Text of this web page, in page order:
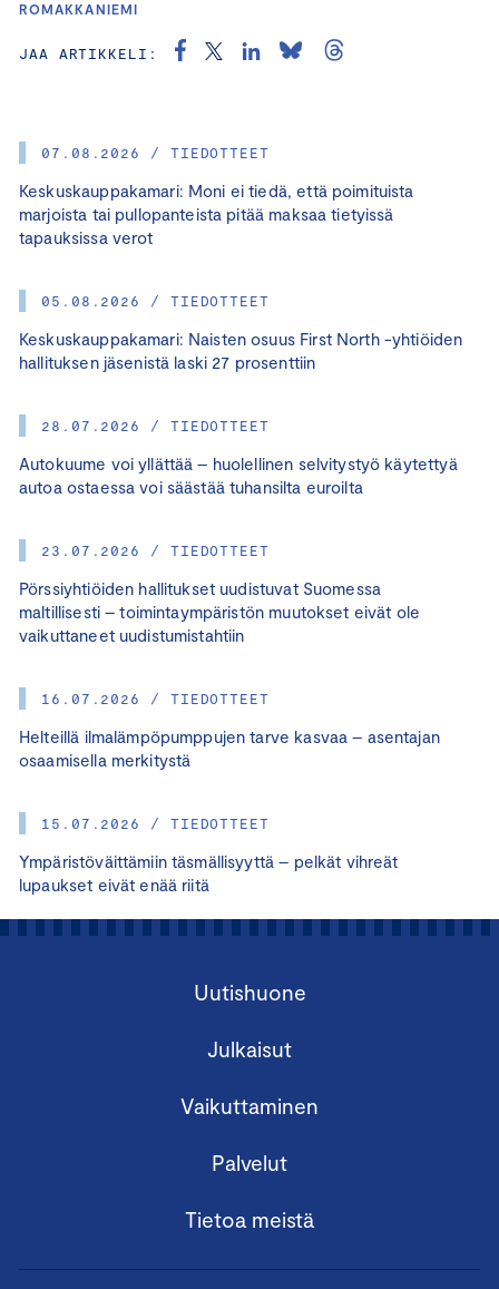
07.08.2026 / TIEDOTTEET
Keskuskauppakamari: Moni ei tiedä, että poimituista
marjoista tai pullopanteista pitää maksaa tietyissä
tapauksissa verot
05.08.2026 / TIEDOTTEET
Keskuskauppakamari: Naisten osuus First North -yhtiöiden
hallituksen jäsenistä laski 27 prosenttiin
28.07.2026 / TIEDOTTEET
Autokuume voi yllättää – huolellinen selvitystyö käytettyä
autoa ostaessa voi säästää tuhansilta euroilta
23.07.2026 / TIEDOTTEET
Pörssiyhtiöiden hallitukset uudistuvat Suomessa
maltillisesti – toimintaympäristön muutokset eivät ole
vaikuttaneet uudistumistahtiin
16.07.2026 / TIEDOTTEET
Helteillä ilmalämpöpumppujen tarve kasvaa – asentajan
osaamisella merkitystä
15.07.2026 / TIEDOTTEET
Ympäristöväittämiin täsmällisyyttä – pelkät vihreät
lupaukset eivät enää riitä
ROMAKKANIEMI
JAA ARTIKKELI:
Uutishuone
Julkaisut
Vaikuttaminen
Palvelut
Tietoa meistä